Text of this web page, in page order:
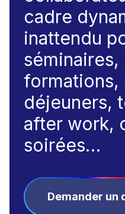
cadre
inattendu
formations,
déjeuners,
after work,
soirées…
Demander un